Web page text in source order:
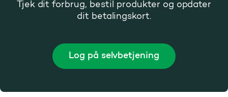
Tjek dit forbrug, bestil produkter og opdater
dit betalingskort.
Log på selvbetjening